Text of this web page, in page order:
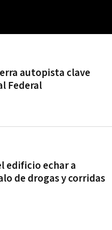
autopista clave
Federal
edificio echar a
de drogas y corridas